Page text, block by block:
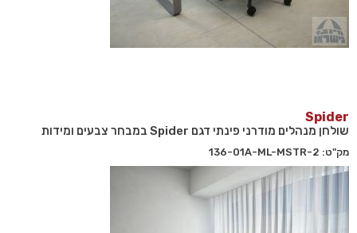
Spider
שולחן מנהלים מודרני פינתי דגם Spider במבחר צבעים ומידות
מק"ט: 136-01A-ML-MSTR-2